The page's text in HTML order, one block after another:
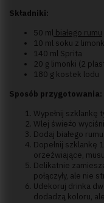
Składniki:
50 ml białego rumu
10 ml soku z
140 ml Sprita
20 g limonki (2
180 g kostek lodu
Sposób przygotowania:
Wypełnij szklankę
Wlej świeżo
Dodaj białego rumu.
Dopełnij szklankę
orzeźwiające,
Delikatnie
połączyły, ale nie
Udekoruj drinka
dodadzą koloru,